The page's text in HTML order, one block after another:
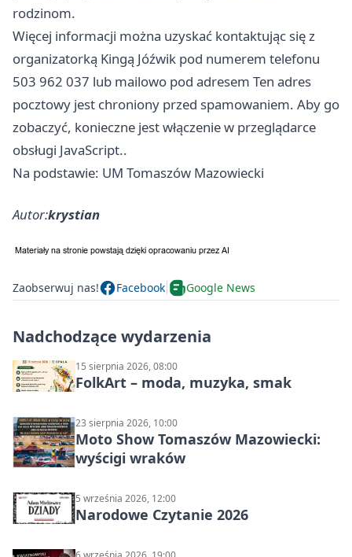
rodzinom.
Więcej informacji można uzyskać kontaktując się z
organizatorką Kingą Jóźwik pod numerem telefonu
503 962 037 lub mailowo pod adresem Ten adres
pocztowy jest chroniony przed spamowaniem. Aby go
zobaczyć, konieczne jest włączenie w przeglądarce
obsługi JavaScript..
Na podstawie: UM Tomaszów Mazowiecki
Autor:krystian
Zaobserwuj nas! Facebook Google News
Nadchodzące wydarzenia
15 sierpnia 2026, 08:00
FolkArt – moda, muzyka, smak
23 sierpnia 2026, 10:00
Moto Show Tomaszów Mazowiecki:
wyścigi wraków
5 września 2026, 12:00
Narodowe Czytanie 2026